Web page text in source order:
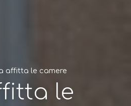
affitta le camere
le